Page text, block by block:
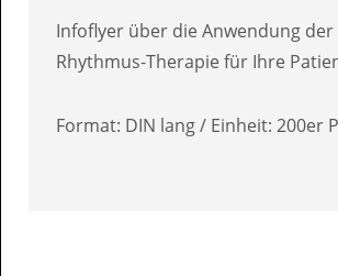
Infoflyer über die Anwendung
Rhythmus-Therapie für Ihre
Format: DIN lang / Einheit: 200er